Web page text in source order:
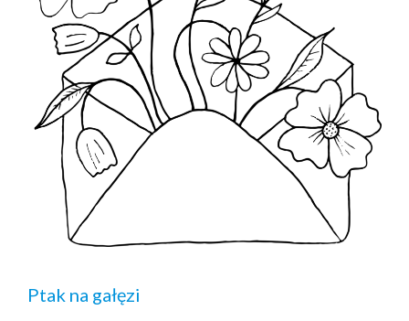
Ptak na gałęzi